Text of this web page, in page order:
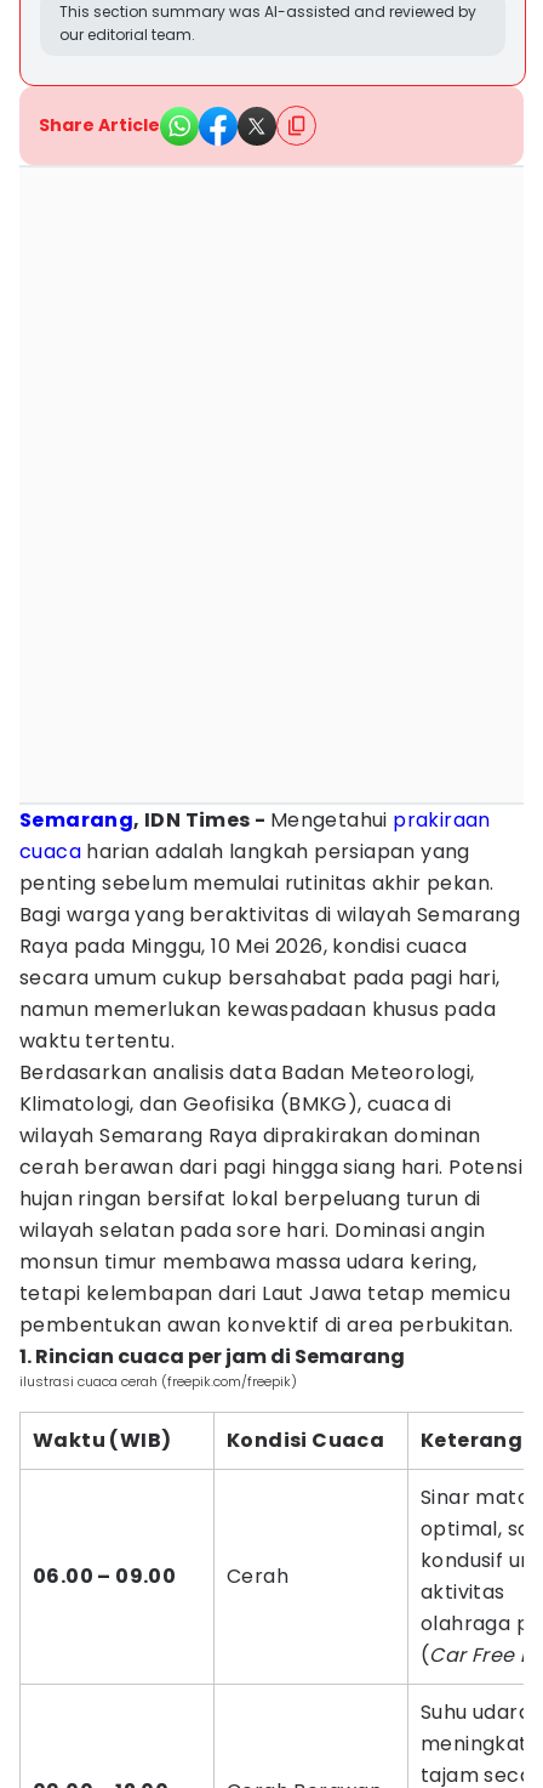
This section summary was AI-assisted and reviewed by
our editorial team.
Share Article
Semarang, IDN Times - Mengetahui prakiraan
cuaca harian adalah langkah persiapan yang
penting sebelum memulai rutinitas akhir pekan.
Bagi warga yang beraktivitas di wilayah Semarang
Raya pada Minggu, 10 Mei 2026, kondisi cuaca
secara umum cukup bersahabat pada pagi hari,
namun memerlukan kewaspadaan khusus pada
waktu tertentu.
Berdasarkan analisis data Badan Meteorologi,
Klimatologi, dan Geofisika (BMKG), cuaca di
wilayah Semarang Raya diprakirakan dominan
cerah berawan dari pagi hingga siang hari. Potensi
hujan ringan bersifat lokal berpeluang turun di
wilayah selatan pada sore hari. Dominasi angin
monsun timur membawa massa udara kering,
tetapi kelembapan dari Laut Jawa tetap memicu
pembentukan awan konvektif di area perbukitan.
1. Rincian cuaca per jam di Semarang
ilustrasi cuaca cerah (freepik.com/freepik)
Waktu (WIB) Kondisi Cuaca
06.00 – 09.00 Cerah
Sinar
optimal,
kondusif
aktivitas
olahraga
(Car Free
Suhu udara
meningkat
tajam